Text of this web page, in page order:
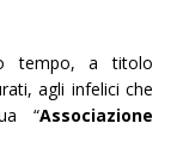
tempo, a titolo
agli infelici che
“Associazione